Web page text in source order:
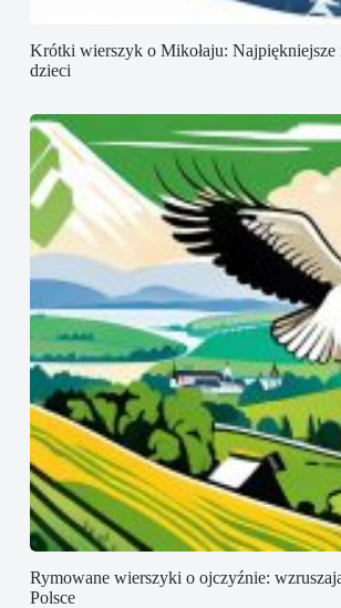
Krótki wierszyk o Mikołaju: Najpiękniejsze
dzieci
Rymowane wierszyki o ojczyźnie:
Polsce